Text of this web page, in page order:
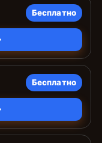
Бесплатно
Бесплатно